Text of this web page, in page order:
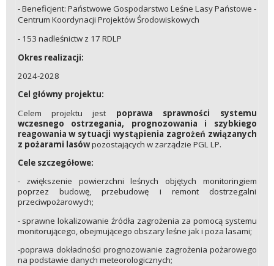
- Beneficjent: Państwowe Gospodarstwo Leśne Lasy Państowe -
Centrum Koordynacji Projektów Środowiskowych
- 153 nadleśnictw z 17 RDLP
Okres realizacji:
2024-2028
Cel główny projektu:
Celem projektu jest poprawa sprawności systemu
wczesnego ostrzegania, prognozowania i szybkiego
reagowania w sytuacji wystąpienia zagrożeń związanych
z pożarami lasówpozostających w zarządzie PGL LP.
Cele szczegółowe:
- zwiększenie powierzchni leśnych objętych monitoringiem
poprzez budowę, przebudowę i remont dostrzegalni
przeciwpożarowych;
- sprawne lokalizowanie źródła zagrożenia za pomocą systemu
monitorującego, obejmującego obszary leśne jak i poza lasami;
-poprawa dokładności prognozowanie zagrożenia pożarowego
na podstawie danych meteorologicznych;